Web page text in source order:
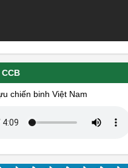
CCB
chiến binh Việt Nam